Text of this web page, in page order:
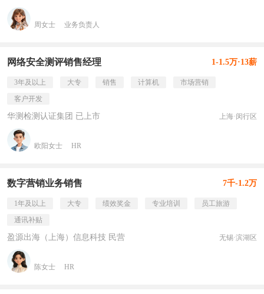
周女士 业务负责人
网络安全测评销售经理 1-1.5万·13薪
3年及以上 大专 销售 计算机
市场营销
客户开发
华测检测认证集团 已上市 上海·闵行区
欧阳女士 HR
数字营销业务销售 7千-1.2万
1年及以上 大专 绩效奖金 专业培训
员工旅游
通讯补贴
盈源出海（上海）信息科技 民营 无锡·滨湖区
陈女士 HR